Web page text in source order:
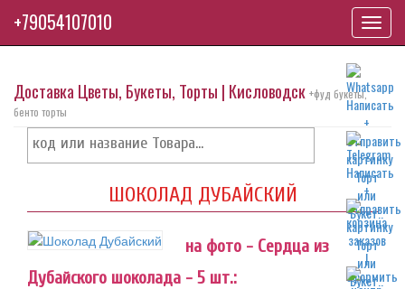
Доставка Цветы, Букеты, Торты | Кисловодск +фуд букеты,
бенто торты
ШОКОЛАД ДУБАЙСКИЙ
на фото - Сердца из
Дубайского шоколада - 5 шт.:
+79054107010